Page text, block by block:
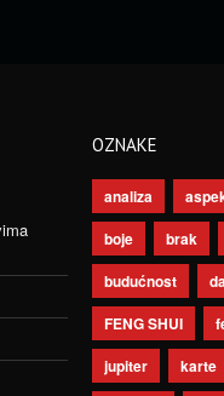
OZNAKE
analiza
boje
brak
budućnost
FENG SHUI
jupiter
karte